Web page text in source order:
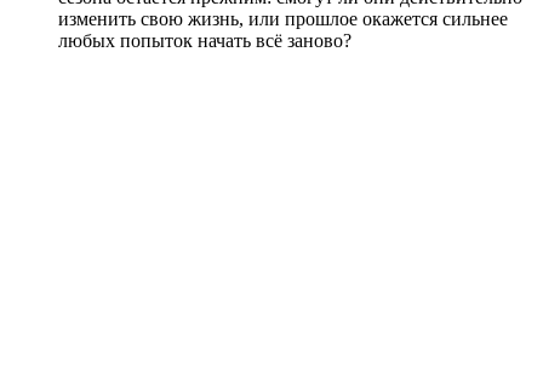
изменить свою жизнь, или прошлое окажется сильнее
любых попыток начать всё заново?